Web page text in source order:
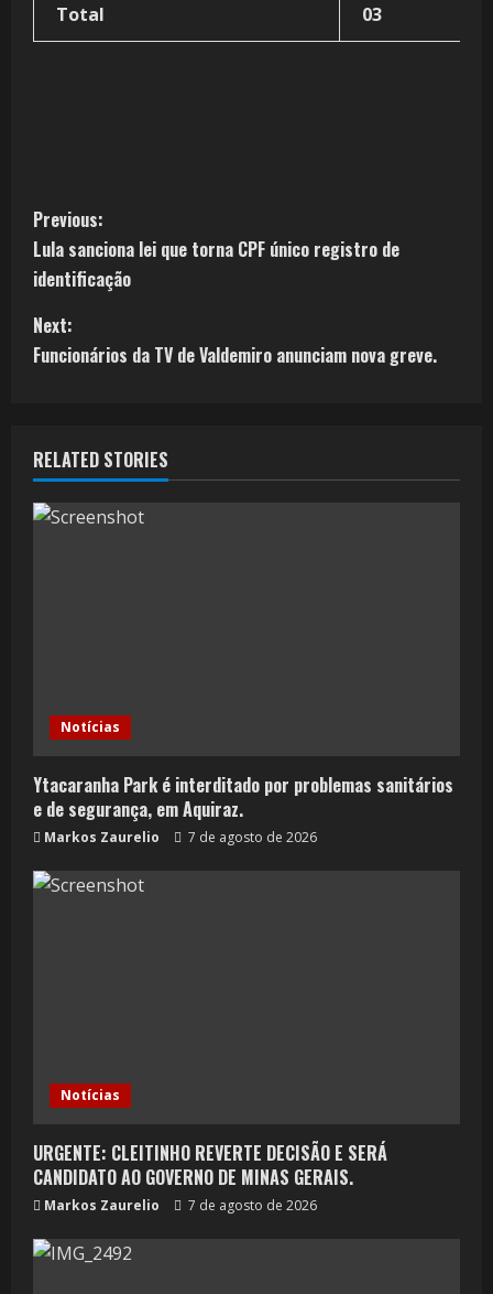
Total 03
Previous:
Lula sanciona lei que torna CPF único registro de
identificação
Next:
Funcionários da TV de Valdemiro anunciam nova greve.
RELATED STORIES
Notícias
Ytacaranha Park é interditado por problemas sanitários
e de segurança, em Aquiraz.
Markos Zaurelio 7 de agosto de 2026
Notícias
URGENTE: CLEITINHO REVERTE DECISÃO E SERÁ
CANDIDATO AO GOVERNO DE MINAS GERAIS.
Markos Zaurelio 7 de agosto de 2026